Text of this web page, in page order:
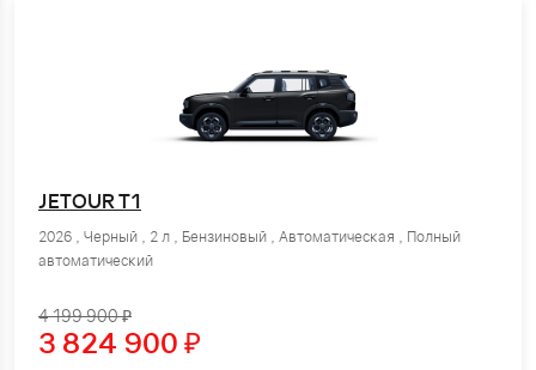
JETOUR T1
2026 , Черный , 2 л , Бензиновый , Автоматическая , Полный
автоматический
4 199 900 ₽
3 824 900 ₽